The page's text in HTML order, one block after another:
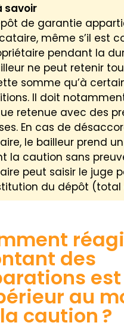
savoir
de garantie
même s’il est
pendant la
ne peut retenir
somme qu’à
Il doit
retenue avec des
En cas de
le bailleur prend un
la caution sans
peut saisir le juge
du dépôt (total
des
est
au
caution ?